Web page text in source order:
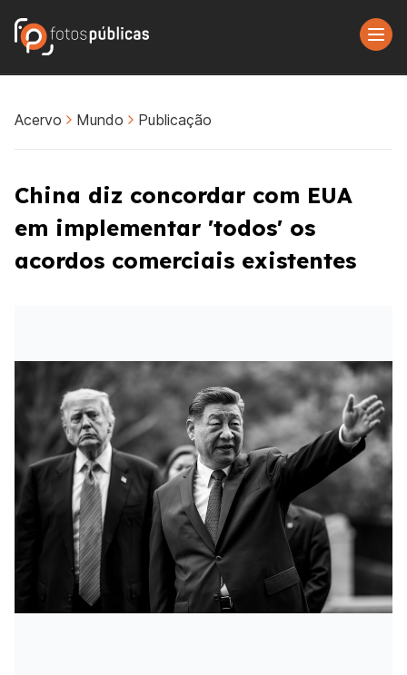
Acervo Mundo Publicação
China diz concordar com EUA
em implementar 'todos' os
acordos comerciais existentes